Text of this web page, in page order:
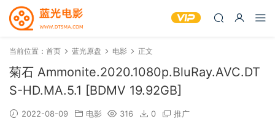
当前位置： 首页 蓝光原盘 电影 正文
菊石 Ammonite.2020.1080p.BluRay.AVC.DT
S-HD.MA.5.1 [BDMV 19.92GB]
2022-08-09 电影 316 0 推广